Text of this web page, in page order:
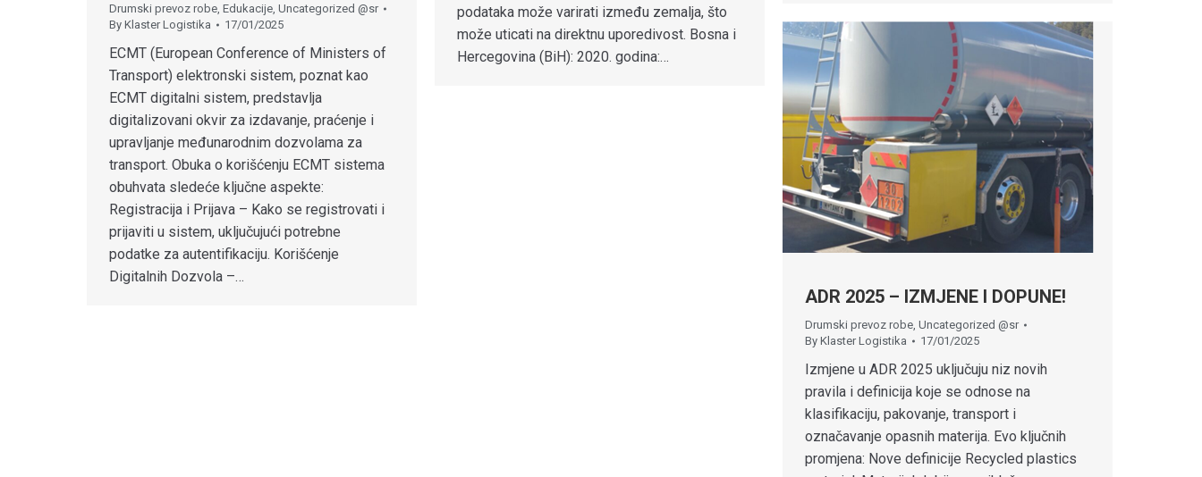
podataka može varirati između zemalja, što
može uticati na direktnu uporedivost. Bosna i
Hercegovina (BiH): 2020. godina:…
Drumski prevoz robe, Edukacije, Uncategorized @sr
By Klaster Logistika 17/01/2025
ECMT (European Conference of Ministers of
Transport) elektronski sistem, poznat kao
ECMT digitalni sistem, predstavlja
digitalizovani okvir za izdavanje, praćenje i
upravljanje međunarodnim dozvolama za
transport. Obuka o korišćenju ECMT sistema
obuhvata sledeće ključne aspekte:
Registracija i Prijava – Kako se registrovati i
prijaviti u sistem, uključujući potrebne
podatke za autentifikaciju. Korišćenje
Digitalnih Dozvola –…
ADR 2025 – IZMJENE I DOPUNE!
Drumski prevoz robe Uncategorized @sr
By Klaster Logistika 17/01/2025
Izmjene u ADR 2025 uključuju niz novih
pravila i definicija koje se odnose na
klasifikaciju, pakovanje, transport i
označavanje opasnih materija. Evo ključnih
promjena: Nove definicije Recycled plastics